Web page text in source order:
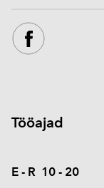
Tööajad
E - R 10 - 20